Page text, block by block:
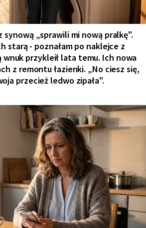
synową „sprawili mi nową pralkę".
starą - poznałam po naklejce z
wnuk przykleił lata temu. Ich nowa
z remontu łazienki. „No ciesz się,
przecież ledwo zipała".